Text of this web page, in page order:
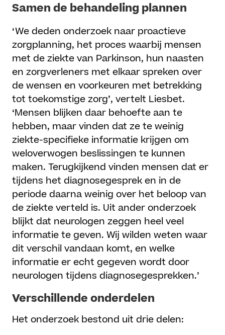
Samen de behandeling plannen
‘We deden onderzoek naar proactieve
zorgplanning, het proces waarbij mensen
met de ziekte van Parkinson, hun naasten
en zorgverleners met elkaar spreken over
de wensen en voorkeuren met betrekking
tot toekomstige zorg’, vertelt Liesbet.
‘Mensen blijken daar behoefte aan te
hebben, maar vinden dat ze te weinig
ziekte-specifieke informatie krijgen om
weloverwogen beslissingen te kunnen
maken. Terugkijkend vinden mensen dat er
tijdens het diagnosegesprek en in de
periode daarna weinig over het beloop van
de ziekte verteld is. Uit ander onderzoek
blijkt dat neurologen zeggen heel veel
informatie te geven. Wij wilden weten waar
dit verschil vandaan komt, en welke
informatie er echt gegeven wordt door
neurologen tijdens diagnosegesprekken.’
Verschillende onderdelen
Het onderzoek bestond uit drie delen: